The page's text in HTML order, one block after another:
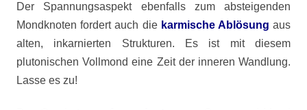
Der Spannungsaspekt ebenfalls zum absteigenden
Mondknoten fordert auch die karmische Ablösung aus
alten, inkarnierten Strukturen. Es ist mit diesem
plutonischen Vollmond eine Zeit der inneren Wandlung.
Lasse es zu!